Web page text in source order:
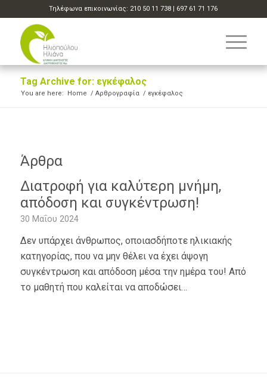
Τηλέφωνα επικοινωνίας: 210 50 11 738 | 697 61 71 176
Tag Archive for: εγκέφαλος
You are here: Home / Αρθρογραφία / εγκέφαλος
Άρθρα
Διατροφή για καλύτερη μνήμη,
απόδοση και συγκέντρωση!
30 Μαΐου 2024
Δεν υπάρχει άνθρωπος, οποιασδήποτε ηλικιακής
κατηγορίας, που να μην θέλει να έχει άψογη
συγκέντρωση και απόδοση μέσα την ημέρα του! Από
το μαθητή που καλείται να αποδώσει…